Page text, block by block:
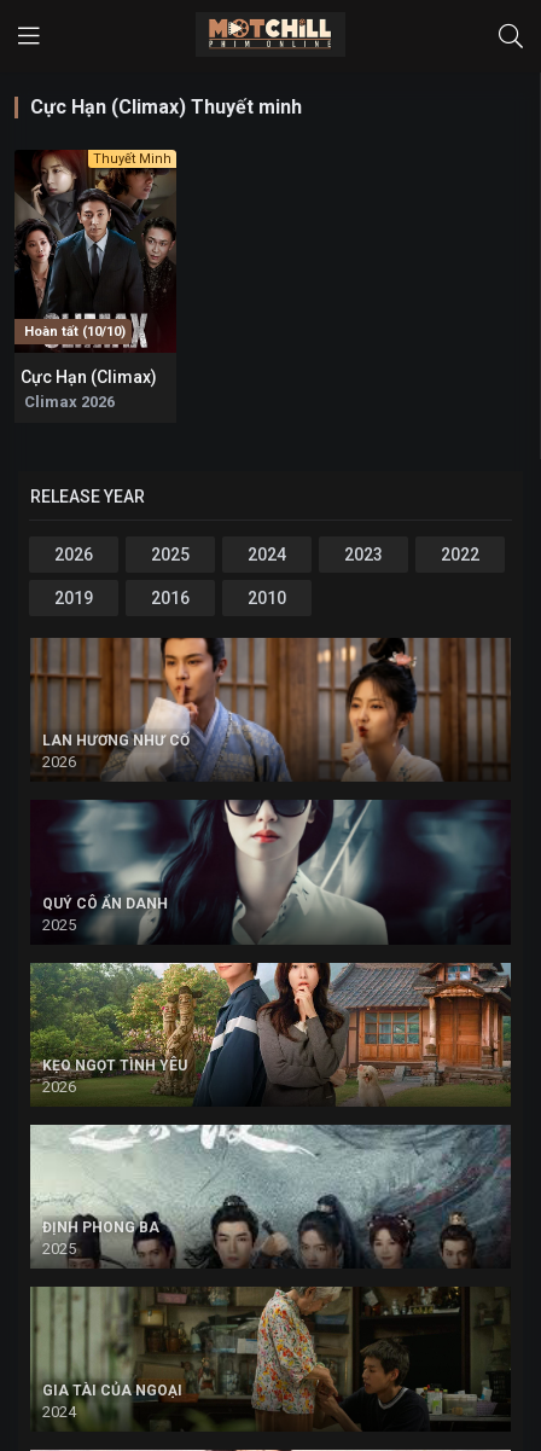
Cực Hạn (Climax) Thuyết minh
Hoàn tất (10/10)
Thuyết Minh
Cực Hạn (Climax)
Climax 2026
RELEASE YEAR
2026 2025 2024 2023 2022
2019 2016 2010
LAN HƯƠNG NHƯ CỐ
2026
QUÝ CÔ ẨN DANH
2025
KẸO NGỌT TÌNH YÊU
2026
ĐỊNH PHONG BA
2025
GIA TÀI CỦA NGOẠI
2024